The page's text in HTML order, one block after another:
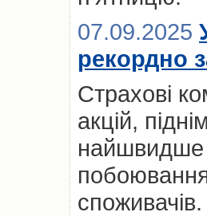
07.09.2025
рекордно
Страхові
акцій,
найшвидше
споживачів.